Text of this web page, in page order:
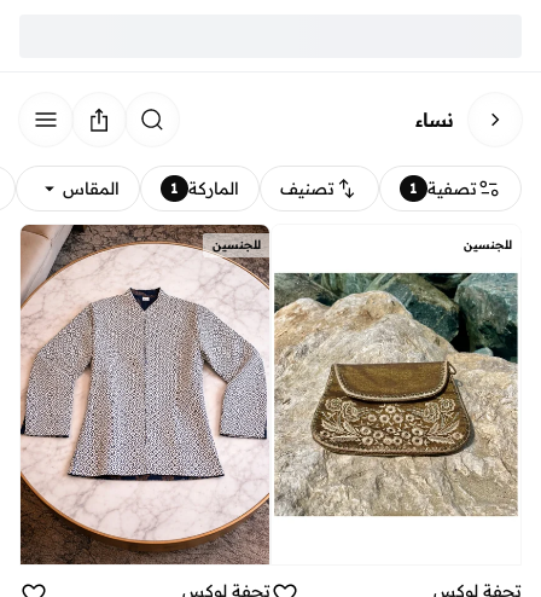
نساء
تصفية 1 تصنيف الماركة 1 المقاس
للجنسين
تحفة لوكس
للجنسين
تحفة لوكس